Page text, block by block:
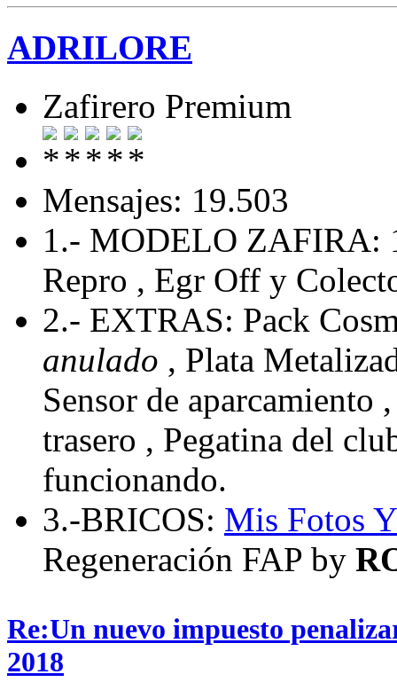
ADRILORE
Zafirero Premium
Mensajes: 19.503
1.- MODELO ZAFIRA:
Repro , Egr Off y
2.- EXTRAS: Pack
anulado , Plata
Sensor de
trasero , Pegatina del
funcionando.
3.-BRICOS: Mis Fotos
Regeneración FAP by
Re:Un nuevo impuesto
2018